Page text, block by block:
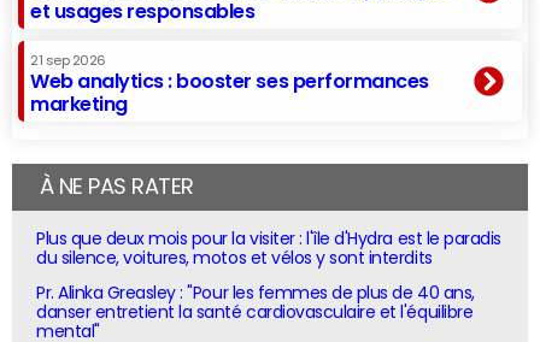
et usages responsables
21 sep 2026
Web analytics : booster ses performances
marketing
À NE PAS RATER
Plus que deux mois pour la visiter : l'île d'Hydra est le paradis
du silence, voitures, motos et vélos y sont interdits
Pr. Alinka Greasley : "Pour les femmes de plus de 40 ans,
danser entretient la santé cardiovasculaire et l'équilibre
mental"